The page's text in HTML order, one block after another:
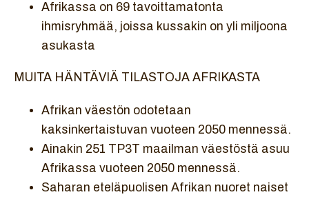
Afrikassa on 69 tavoittamatonta
ihmisryhmää, joissa kussakin on yli miljoona
asukasta
MUITA HÄNTÄVIÄ TILASTOJA AFRIKASTA
Afrikan väestön odotetaan
kaksinkertaistuvan vuoteen 2050 mennessä.
Ainakin 251 TP3T maailman väestöstä asuu
Afrikassa vuoteen 2050 mennessä.
Saharan eteläpuolisen Afrikan nuoret naiset